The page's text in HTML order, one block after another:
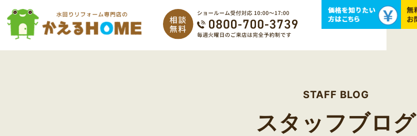
STAFF BLOG
スタッフブログ